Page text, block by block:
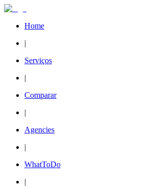
Home
|
Serviços
|
Comparar
|
Agencies
|
WhatToDo
|